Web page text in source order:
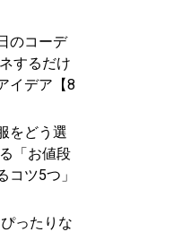
のコーデ
するだけ
イデア【8
をどう選
「お値段
コツ5つ」
ったりな